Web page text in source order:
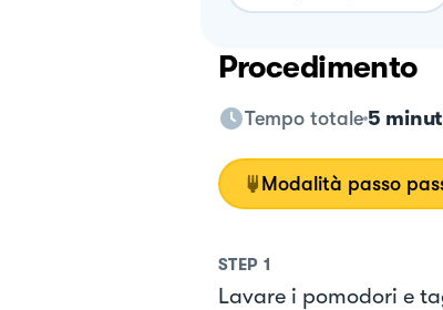
Procedimento
Tempo totale 5
Modalità passo
STEP 1
Lavare i pomodori e